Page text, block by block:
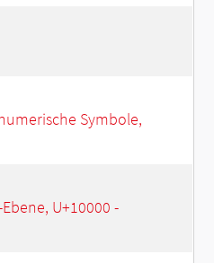
Symbole,
U+10000 -